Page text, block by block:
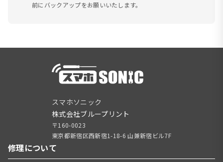
前にバックアップをお願いいたします。
スマホソニック
株式会社ブループリント
〒160-0023
東京都新宿区西新宿1-18-6 山兼新宿ビル7F
修理について